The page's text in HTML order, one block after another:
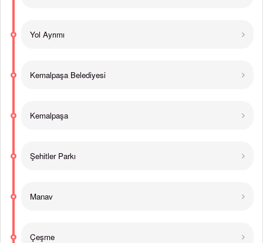
Yol Ayrımı
Kemalpaşa Belediyesi
Kemalpaşa
Şehitler Parkı
Manav
Çeşme